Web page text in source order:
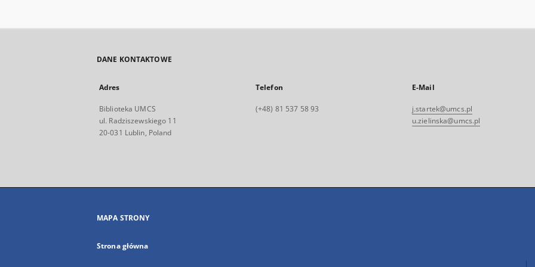
DANE KONTAKTOWE
Adres
Biblioteka UMCS
ul. Radziszewskiego 11
20-031 Lublin, Poland
Telefon
(+48) 81 537 58 93
E-Mail
j.startek@umcs.pl
u.zielinska@umcs.pl
MAPA STRONY
Strona główna